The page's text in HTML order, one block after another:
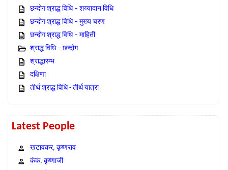
छन्दोग श्राद्ध विधि – शय्यादान विधि
छन्दोग श्राद्ध विधि – मुख्य चरण
छन्दोग श्राद्ध विधि – माहिती
श्राद्ध विधि – छन्दोग
श्राद्धारम्भ
दक्षिणा
तीर्थ श्राद्ध विधि - तीर्थ यात्रा
Latest People
खटावकर, कृष्णराव
कंक, कृष्णाजी